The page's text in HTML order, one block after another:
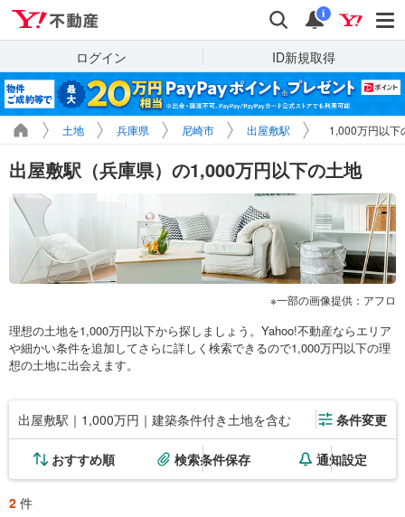
検索 通知
i
ログイン ID新規取得
土地 兵庫県 尼崎市 出屋敷駅 1,000万円以下
出屋敷駅（兵庫県）の1,000万円以下の土地
一部の画像提供：アフロ
理想の土地を1,000万円以下から探しましょう。Yahoo!不動産ならエリア
や細かい条件を追加してさらに詳しく検索できるので1,000万円以下の理
想の土地に出会えます。
出屋敷駅｜1,000万円｜建築条件付き土地を含む 条件変更
おすすめ順 検索条件保存 通知設定
2 件